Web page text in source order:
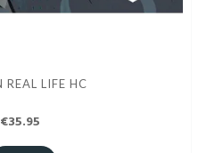
REAL LIFE HC
€35.95